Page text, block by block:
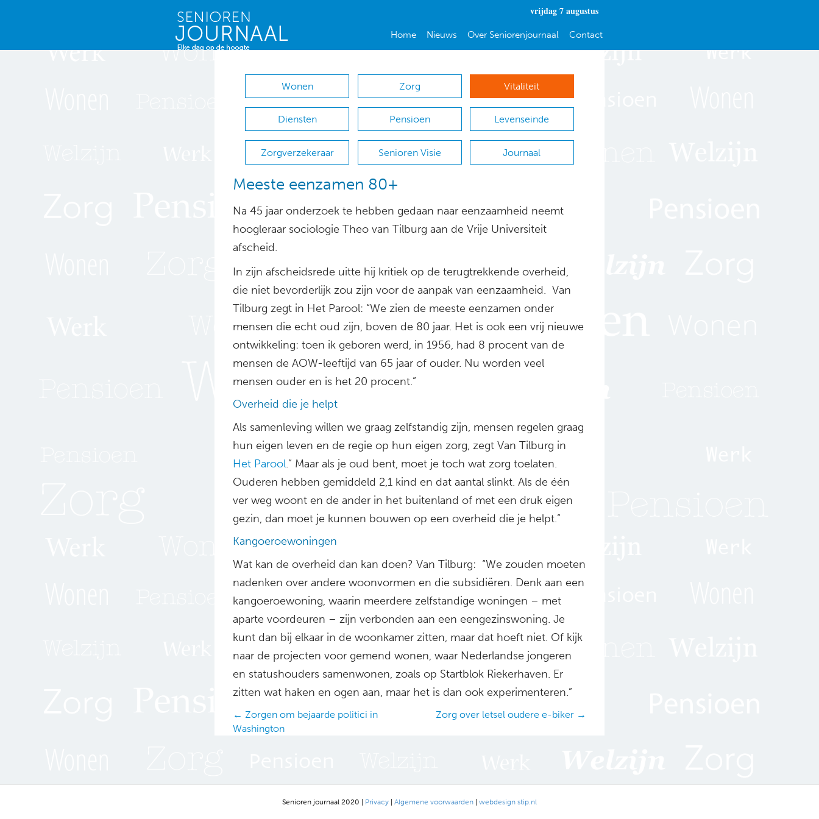
vrijdag 7 augustus
Home Nieuws Over Seniorenjournaal Contact
Wonen Zorg Vitaliteit
Diensten Pensioen Levenseinde
Zorgverzekeraar Senioren Visie Journaal
Meeste eenzamen 80+
Na 45 jaar onderzoek te hebben gedaan naar eenzaamheid neemt
hoogleraar sociologie Theo van Tilburg aan de Vrije Universiteit
afscheid.
In zijn afscheidsrede uitte hij kritiek op de terugtrekkende overheid,
die niet bevorderlijk zou zijn voor de aanpak van eenzaamheid. Van
Tilburg zegt in Het Parool: “We zien de meeste eenzamen onder
mensen die echt oud zijn, boven de 80 jaar. Het is ook een vrij nieuwe
ontwikkeling: toen ik geboren werd, in 1956, had 8 procent van de
mensen de AOW-leeftijd van 65 jaar of ouder. Nu worden veel
mensen ouder en is het 20 procent.”
Overheid die je helpt
Als samenleving willen we graag zelfstandig zijn, mensen regelen graag
hun eigen leven en de regie op hun eigen zorg, zegt Van Tilburg in
Het Parool.” Maar als je oud bent, moet je toch wat zorg toelaten.
Ouderen hebben gemiddeld 2,1 kind en dat aantal slinkt. Als de één
ver weg woont en de ander in het buitenland of met een druk eigen
gezin, dan moet je kunnen bouwen op een overheid die je helpt.”
Kangoeroewoningen
Wat kan de overheid dan kan doen? Van Tilburg: “We zouden moeten
nadenken over andere woonvormen en die subsidiëren. Denk aan een
kangoeroewoning, waarin meerdere zelfstandige woningen – met
aparte voordeuren – zijn verbonden aan een eengezinswoning. Je
kunt dan bij elkaar in de woonkamer zitten, maar dat hoeft niet. Of kijk
naar de projecten voor gemend wonen, waar Nederlandse jongeren
en statushouders samenwonen, zoals op Startblok Riekerhaven. Er
zitten wat haken en ogen aan, maar het is dan ook experimenteren.”
Posts
navigation
← Zorgen om bejaarde politici in
Washington
Zorg over letsel oudere e-biker →
Senioren journaal 2020 | Privacy | Algemene voorwaarden | webdesign stip.nl